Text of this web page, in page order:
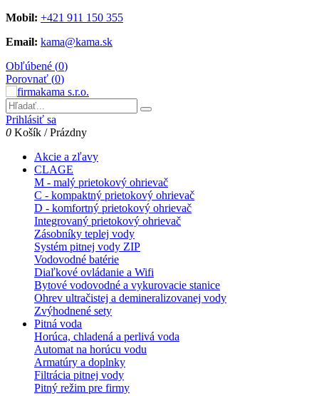
Mobil: +421 911 150 355
Email: kama@kama.sk
Obľúbené (0)
Porovnať (0)
Prihlásiť sa
0 Košík /Prázdny
Akcie a zľavy
CLAGE
M - malý prietokový ohrievač
C - kompaktný prietokový ohrievač
D - komfortný prietokový ohrievač
Integrovaný prietokový ohrievač
Zásobníky teplej vody
Systém pitnej vody ZIP
Vodovodné batérie
Diaľkové ovládanie a Wifi
Bytové vodovodné a vykurovacie stanice
Ohrev ultračistej a demineralizovanej vody
Zvýhodnené sety
Pitná voda
Horúca, chladená a perlivá voda
Automat na horúcu vodu
Armatúry a doplnky
Filtrácia pitnej vody
Pitný režim pre firmy